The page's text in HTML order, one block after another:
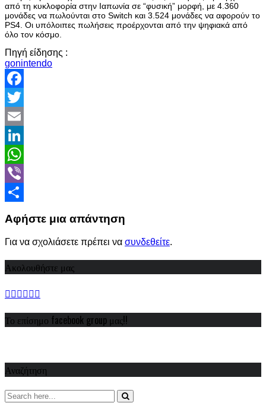
από τη κυκλοφορία στην Ιαπωνία σε “φυσική” μορφή, με 4.360
μονάδες να πωλούνται στο Switch και 3.524 μονάδες να αφορούν το
PS4. Οι υπόλοιπες πωλήσεις προέρχονται από την ψηφιακά από
όλο τον κόσμο.
Πηγή είδησης :
gonintendo
Facebook
Twitter
Email
LinkedIn
WhatsApp
Viber
Αφήστε μια απάντηση
Για να σχολιάσετε πρέπει να συνδεθείτε.
Ακολουθήστε μας
Το επίσημο facebook group μας!!
Αναζήτηση